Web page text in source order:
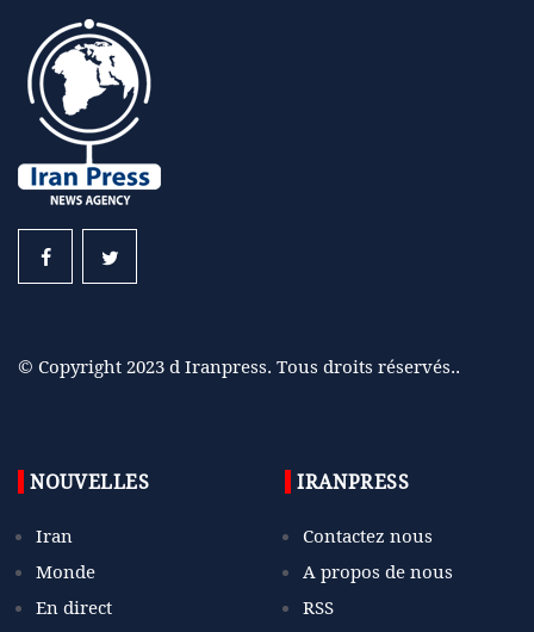
© Copyright 2023 d Iranpress. Tous droits réservés..
NOUVELLES
Iran
Monde
En direct
IRANPRESS
Contactez nous
A propos de nous
RSS